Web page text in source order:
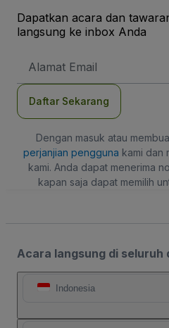
Dapatkan acara dan
langsung ke inbox Anda
Email
Daftar Sekarang
Dengan masuk atau
perjanjian pengguna kami dan
kami. Anda dapat menerima
kapan saja dapat memilih
Acara langsung di seluruh
Indonesia